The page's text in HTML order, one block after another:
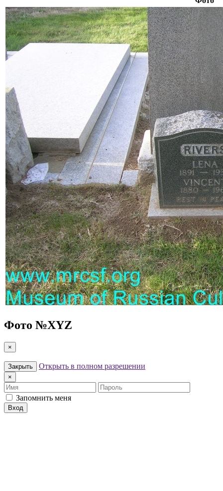
Фото №XYZ
×
Закрыть Открыть в полном разрешении
×
Имя
Пароль
Запомнить меня
Вход